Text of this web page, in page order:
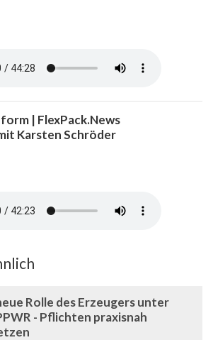
| FlexPack.News
Karsten Schröder
Rolle des Erzeugers unter
- Pflichten praxisnah